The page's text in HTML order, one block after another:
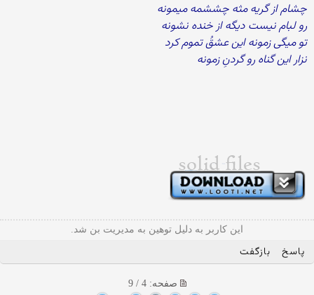
چشام از گریه مثه چششمه میمونه
رو لبام نیست دیگه از خنده نشونه
تو میگی زمونه این عشقُ تموم کرد
نزار این گناه رو گردنِ زمونه
این کاربر به دلیل توهین به مدیریت بن شد.
پاسخ بازگفت
صفحه: 4 / 9